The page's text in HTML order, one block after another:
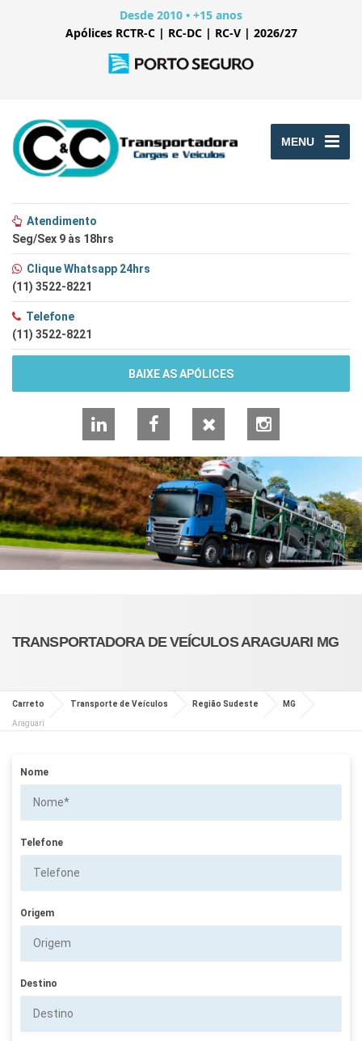
Desde 2010 • +15 anos
Apólices RCTR-C | RC-DC | RC-V | 2026/27
MENU
Atendimento
Seg/Sex 9 às 18hrs
Clique Whatsapp 24hrs
(11) 3522-8221
Telefone
(11) 3522-8221
BAIXE AS APÓLICES
LinkedInFacebook Instagram
TRANSPORTADORA DE VEÍCULOS ARAGUARI MG
Carreto Transporte de Veículos Região Sudeste MG
Araguari
Nome
Telefone
Origem
Destino